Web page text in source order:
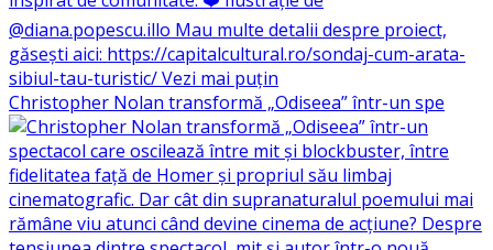
Christopher Nolan transformă „Odiseea” într-un spe